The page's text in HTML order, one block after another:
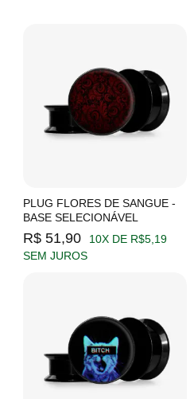
PLUG FLORES DE SANGUE -
BASE SELECIONÁVEL
R$ 51,90
10X DE R$5,19
SEM JUROS